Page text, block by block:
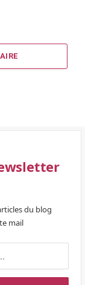
du blog
mail